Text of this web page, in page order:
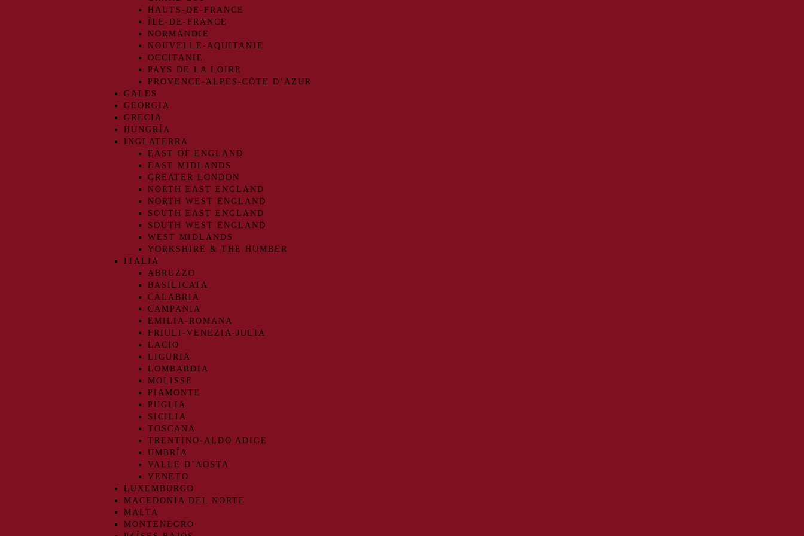
HAUTS-DE-FRANCE
ÎLE-DE-FRANCE
NORMANDIE
NOUVELLE-AQUITANIE
OCCITANIE
PAYS DE LA LOIRE
PROVENCE-ALPES-CÔTE D’AZUR
GALES
GEORGIA
GRECIA
HUNGRÍA
INGLATERRA
EAST OF ENGLAND
EAST MIDLANDS
GREATER LONDON
NORTH EAST ENGLAND
NORTH WEST ENGLAND
SOUTH EAST ENGLAND
SOUTH WEST ENGLAND
WEST MIDLANDS
YORKSHIRE & THE HUMBER
ITALIA
ABRUZZO
BASILICATA
CALABRIA
CAMPANIA
EMILIA-ROMANA
FRIULI-VENEZIA-JULIA
LACIO
LIGURIA
LOMBARDIA
MOLISSE
PIAMONTE
PUGLIA
SICILIA
TOSCANA
TRENTINO-ALDO ADIGE
UMBRÍA
VALLE D’AOSTA
VENETO
LUXEMBURGO
MACEDONIA DEL NORTE
MALTA
MONTENEGRO